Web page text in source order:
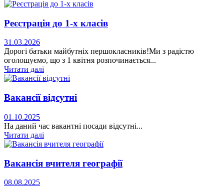
Реєстрація до 1-х класів
31.03.2026
Дорогі батьки майбутніх першокласників!Ми з радістю
оголошуємо, що з 1 квітня розпочинається...
Читати далі
Вакансії відсутні
01.10.2025
На даний час вакантні посади відсутні...
Читати далі
Вакансія вчителя географії
08.08.2025